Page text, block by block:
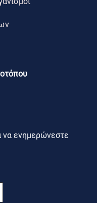
να ενημερώνεστε